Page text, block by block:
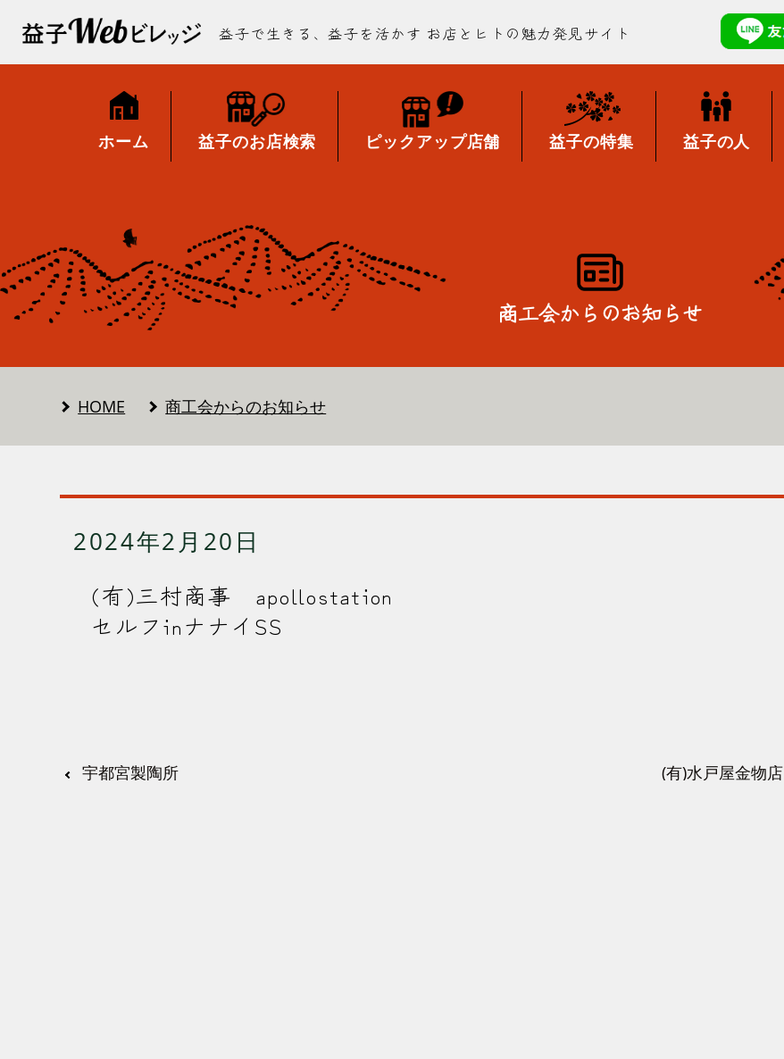
益子で生きる、益子を活かす お店とヒトの魅力発見サイト
ホーム 益子のお店検索 ピックアップ店舗 益子の特集 益子の人
商工会からのお知らせ
HOME 商工会からのお知らせ
2024年2月20日
(有)三村商事 apollostation
セルフinナナイSS
宇都宮製陶所 (有)水戸屋金物店